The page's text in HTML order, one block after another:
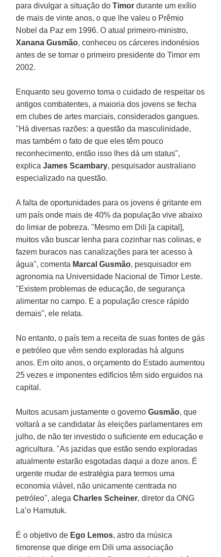
para divulgar a situação doTimordurante um exílio
de mais de vinte anos, o que lhe valeu o Prêmio
Nobel da Paz em 1996. O atual primeiro-ministro,
Xanana Gusmão, conheceu os cárceres indonésios
antes de se tornar o primeiro presidente do Timor em
2002.
Enquanto seu governo toma o cuidado de respeitar os
antigos combatentes, a maioria dos jovens se fecha
em clubes de artes marciais, considerados gangues.
"Há diversas razões: a questão da masculinidade,
mas também o fato de que eles têm pouco
reconhecimento, então isso lhes dá um status",
explicaJames Scambary, pesquisador australiano
especializado na questão.
A falta de oportunidades para os jovens é gritante em
um país onde mais de 40% da população vive abaixo
do limiar de pobreza. "Mesmo em Dili [a capital],
muitos vão buscar lenha para cozinhar nas colinas, e
fazem buracos nas canalizações para ter acesso à
água", comenta Marcal Gusmão, pesquisador em
agronomia na Universidade Nacional de Timor Leste.
"Existem problemas de educação, de segurança
alimentar no campo. E a população cresce rápido
demais", ele relata.
No entanto, o país tem a receita de suas fontes de gás
e petróleo que vêm sendo exploradas há alguns
anos. Em oito anos, o orçamento do Estado aumentou
25 vezes e imponentes edifícios têm sido erguidos na
capital.
Muitos acusam justamente o governoGusmão, que
voltará a se candidatar às eleições parlamentares em
julho, de não ter investido o suficiente em educação e
agricultura. "As jazidas que estão sendo exploradas
atualmente estarão esgotadas daqui a doze anos. É
urgente mudar de estratégia para termos uma
economia viável, não unicamente centrada no
petróleo", alegaCharles Scheiner, diretor da ONG
La’o Hamutuk.
É o objetivo de Ego Lemos, astro da música
timorense que dirige em Dili uma associação